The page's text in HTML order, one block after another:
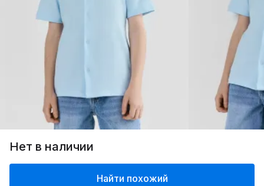
Нет в наличии
Найти похожий